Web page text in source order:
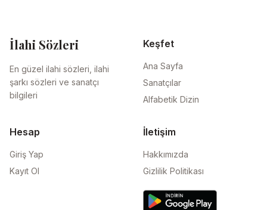
İlahi Sözleri
En güzel ilahi sözleri, ilahi
şarkı sözleri ve sanatçı
bilgileri
Keşfet
Ana Sayfa
Sanatçılar
Alfabetik Dizin
Hesap
Giriş Yap
Kayıt Ol
İletişim
Hakkımızda
Gizlilik Politikası